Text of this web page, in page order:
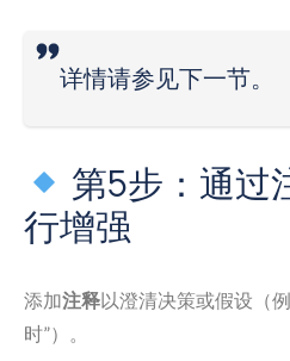
详情请参见下一节。
第5步：通过
行增强
添加注释以澄清决策或假设（
时”）。